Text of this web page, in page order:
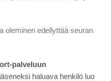
oleminen edellyttää seuran
palveluun
haluava henkilö luo